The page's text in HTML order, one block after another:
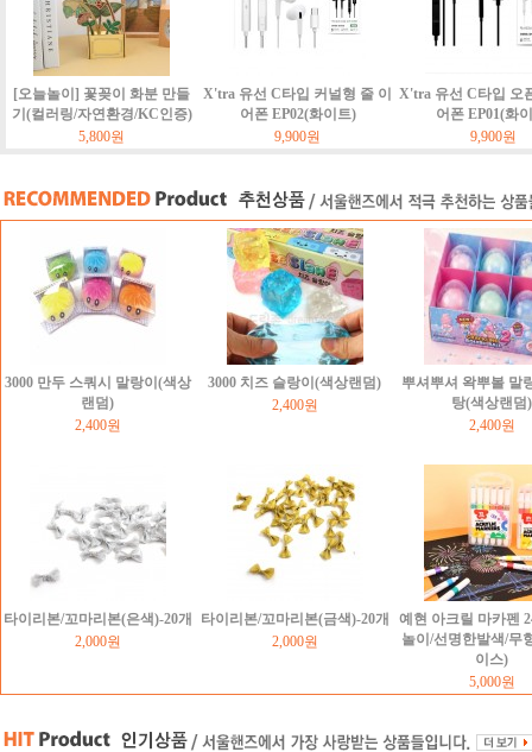
[오늘놀이] 꽃꽂이 화분 만들
기(컬러링/자연환경/KC인증)
5,800원
X'tra 유선 C타입 커널형 줄 이
어폰 EP02(화이트)
9,900원
X'tra 유선 C타입 오
어폰 EP01(화
9,900원
3000 만두 스쿼시 말랑이(색상
랜덤)
2,400원
3000 치즈 슬랑이(색상랜덤)
2,400원
뿌셔뿌셔 왁뿌볼 말
탕(색상랜덤)
2,400원
타이리본/꼬마리본(은색)-20개
2,000원
타이리본/꼬마리본(금색)-20개
2,000원
예현 아크릴 마카펜
놀이/선명한발색/무
이스)
5,000원